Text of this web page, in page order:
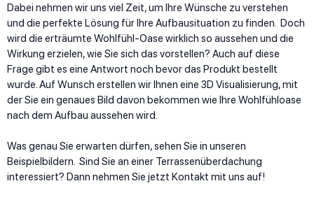
Dabei nehmen wir uns viel Zeit, um Ihre Wünsche zu verstehen
und die perfekte Lösung für Ihre Aufbausituation zu finden. Doch
wird die erträumte Wohlfühl-Oase wirklich so aussehen und die
Wirkung erzielen, wie Sie sich das vorstellen? Auch auf diese
Frage gibt es eine Antwort noch bevor das Produkt bestellt
wurde. Auf Wunsch erstellen wir Ihnen eine 3D Visualisierung, mit
der Sie ein genaues Bild davon bekommen wie Ihre Wohlfühloase
nach dem Aufbau aussehen wird.
Was genau Sie erwarten dürfen, sehen Sie in unseren
Beispielbildern. Sind Sie an einer Terrassenüberdachung
interessiert? Dann nehmen Sie jetzt Kontakt mit uns auf!